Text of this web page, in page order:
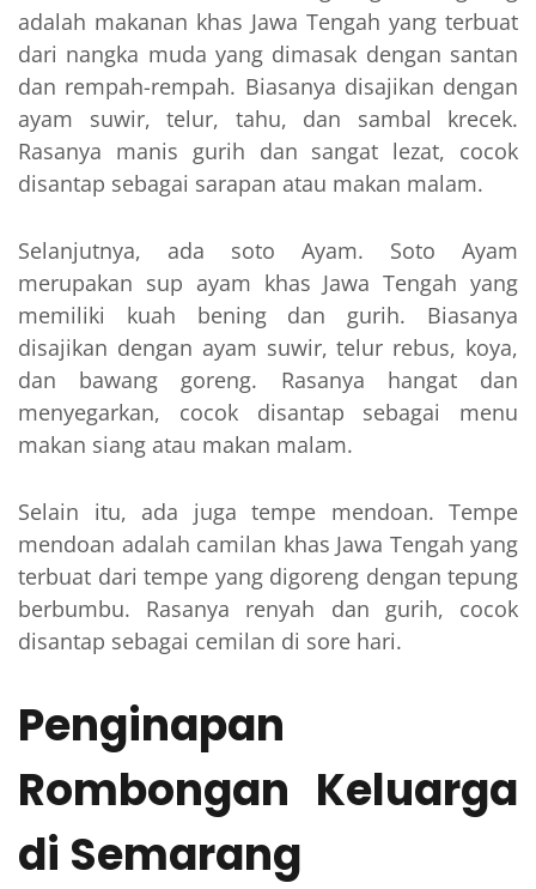
adalah makanan khas Jawa Tengah yang terbuat
dari nangka muda yang dimasak dengan santan
dan rempah-rempah. Biasanya disajikan dengan
ayam suwir, telur, tahu, dan sambal krecek.
Rasanya manis gurih dan sangat lezat, cocok
disantap sebagai sarapan atau makan malam.
Selanjutnya, ada soto Ayam. Soto Ayam
merupakan sup ayam khas Jawa Tengah yang
memiliki kuah bening dan gurih. Biasanya
disajikan dengan ayam suwir, telur rebus, koya,
dan bawang goreng. Rasanya hangat dan
menyegarkan, cocok disantap sebagai menu
makan siang atau makan malam.
Selain itu, ada juga tempe mendoan. Tempe
mendoan adalah camilan khas Jawa Tengah yang
terbuat dari tempe yang digoreng dengan tepung
berbumbu. Rasanya renyah dan gurih, cocok
disantap sebagai cemilan di sore hari.
Penginapan
Rombongan Keluarga
di Semarang